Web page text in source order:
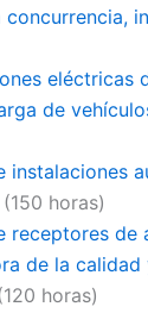
eléctricas
de
instalaciones
(150 horas)
receptores
de la
horas)